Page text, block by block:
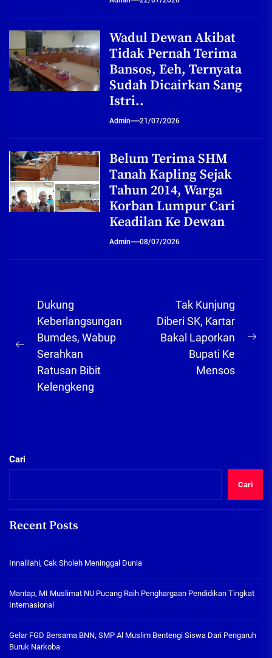
Wadul Dewan Akibat
Tidak Pernah Terima
Bansos, Eeh, Ternyata
Sudah Dicairkan Sang
Istri..
Admin 21/07/2026
Belum Terima SHM
Tanah Kapling Sejak
Tahun 2014, Warga
Korban Lumpur Cari
Keadilan Ke Dewan
Admin 08/07/2026
Navigasi
pos
Previous
post:
Dukung
Keberlangsungan
Bumdes, Wabup
Serahkan
Ratusan Bibit
Kelengkeng
Tak Kunjung
Diberi SK, Kartar
Bakal Laporkan
Bupati Ke
Mensos
Cari
Cari
Recent Posts
Innalilahi, Cak Sholeh Meninggal Dunia
Mantap, MI Muslimat NU Pucang Raih Penghargaan Pendidikan Tingkat
Internasional
Gelar FGD Bersama BNN, SMP Al Muslim Bentengi Siswa Dari Pengaruh
Buruk Narkoba